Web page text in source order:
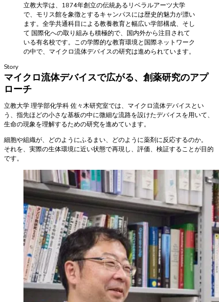
立教大学は、1874年創立の伝統あるリベラルアーツ大学
で、モリス館を象徴とするキャンパスには歴史的魅力が漂い
ます。全学共通科目による教養教育と幅広い学部構成、そし
て 国際化への取り組みも積極的で、国内外から注目されて
いる有名校です。この学際的な教育環境と国際ネットワーク
の中で、マイクロ流体デバイスの研究は進められています。
Story
マイクロ流体デバイスで広がる、創薬研究のアプ
ローチ
立教大学 理学部化学科 佐々木研究室では、マイクロ流体デバイスとい
う、指先ほどの小さな基板の中に微細な流路を設けたデバイスを用いて、
生命の現象を理解するための研究を進めています。
細胞や組織が、どのようにふるまい、どのように薬剤に反応するのか。
それを、実際の生体環境に近い状態で再現し、評価、検証することが目的
です。